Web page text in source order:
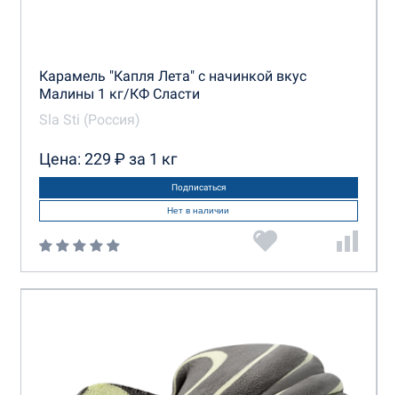
Карамель "Капля Лета" с начинкой вкус
Малины 1 кг/КФ Сласти
Sla Sti (Россия)
Цена: 229 ₽ за 1 кг
Подписаться
Нет в наличии